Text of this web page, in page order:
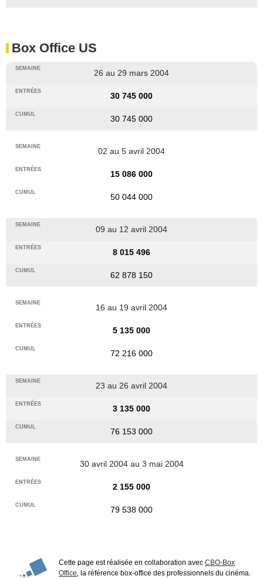
Box Office US
26 au 29 mars 2004
30 745 000
30 745 000
02 au 5 avril 2004
15 086 000
50 044 000
09 au 12 avril 2004
8 015 496
62 878 150
16 au 19 avril 2004
5 135 000
72 216 000
23 au 26 avril 2004
3 135 000
76 153 000
30 avril 2004 au 3 mai 2004
2 155 000
79 538 000
Cette page est réalisée en collaboration avec CBO-Box
Office, la référence box-office des professionnels du cinéma.